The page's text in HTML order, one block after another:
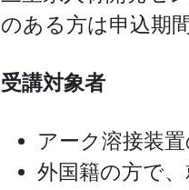
のある方は申込期
受講対象者
アーク溶接装
外国籍の方で